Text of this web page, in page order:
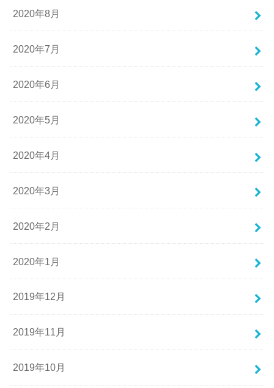
2020年8月
2020年7月
2020年6月
2020年5月
2020年4月
2020年3月
2020年2月
2020年1月
2019年12月
2019年11月
2019年10月